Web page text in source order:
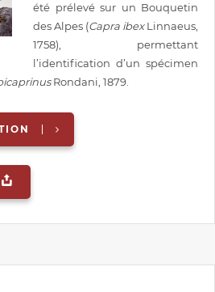
été prélevé sur un Bouquetin
des Alpes (Capra ibexLinnaeus,
1758), permettant
l’identification d’un spécimen
Rondani, 1879.